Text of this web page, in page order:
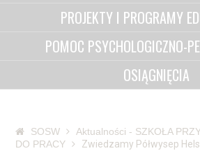
PROJEKTY I PROGRAMY
POMOC PSYCHOLOGICZNO-
OSIĄGNIĘCIA
SOSW
Aktualności - SZKOŁA
DO PRACY
Zwiedzamy Półwysep